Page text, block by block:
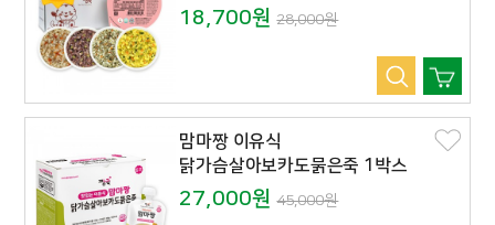
18,700원28,000원
맘마짱 이유식
닭가슴살아보카도묽은죽 1박스
(10봉)
27,000원45,000원